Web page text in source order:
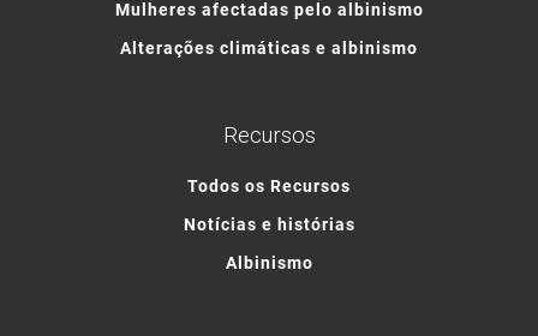
Mulheres afectadas pelo albinismo
Alterações climáticas e albinismo
Recursos
Todos os Recursos
Notícias e histórias
Albinismo